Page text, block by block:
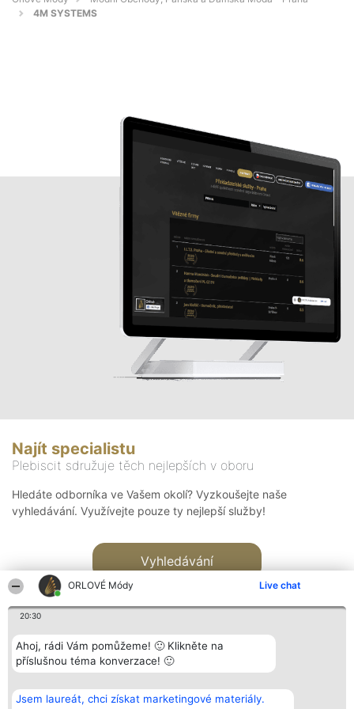
ORLOVÉ Módy Live chat
20:30
Ahoj, rádi Vám pomůžeme! 🙂 Klikněte na
příslušnou téma konverzace! 🙂
Jsem laureát, chci získat marketingové materiály.
4M SYSTEMS
Najít specialistu
Plebiscit sdružuje těch nejlepších v oboru
Hledáte odborníka ve Vašem okolí? Vyzkoušejte naše
vyhledávání. Využívejte pouze ty nejlepší služby!
Vyhledávání
Bright Side Solutions sp. z o.
o. sp. k.
Vítězové
Seznam všech
Kontakt